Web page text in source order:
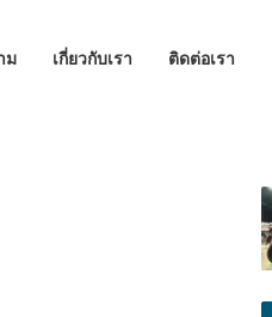
ม เกี่ยวกับเรา ติดต่อเรา